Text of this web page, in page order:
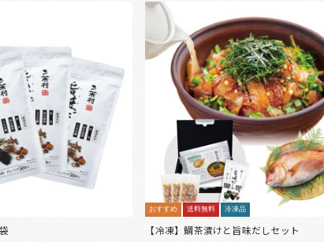
おすすめ 送料無料 冷凍品
【冷凍】鯛茶漬けと旨味だしセット